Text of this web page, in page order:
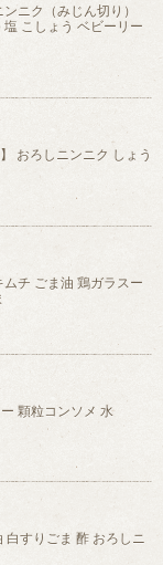
ニク（みじん切り）
こしょう ベビーリー
おろしニンニク しょう
チ ごま油 鶏ガラスー
顆粒コンソメ 水
白すりごま 酢 おろしニ